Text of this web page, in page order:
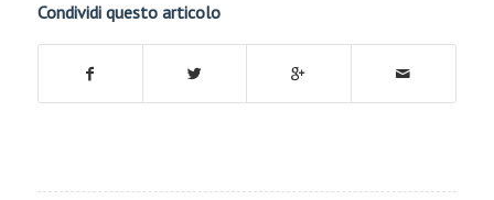
Condividi questo articolo